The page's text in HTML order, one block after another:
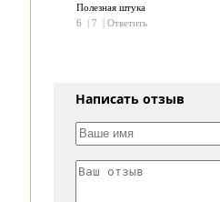
Полезная штука
6
| 7 | Ответить
Написать отзыв